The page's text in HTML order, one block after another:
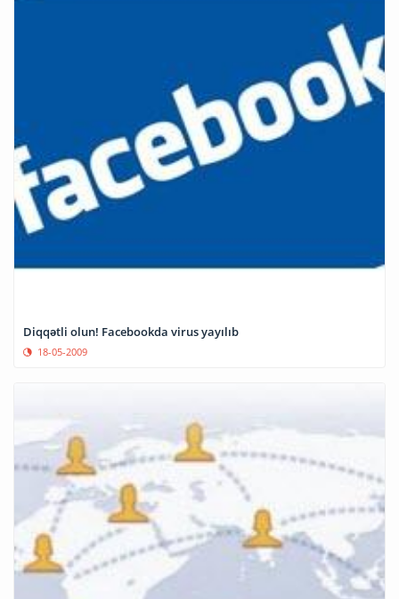
Diqqətli olun! Facebookda virus yayılıb
18-05-2009